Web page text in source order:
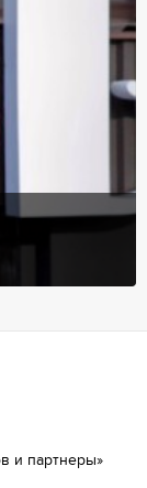
и партнеры»